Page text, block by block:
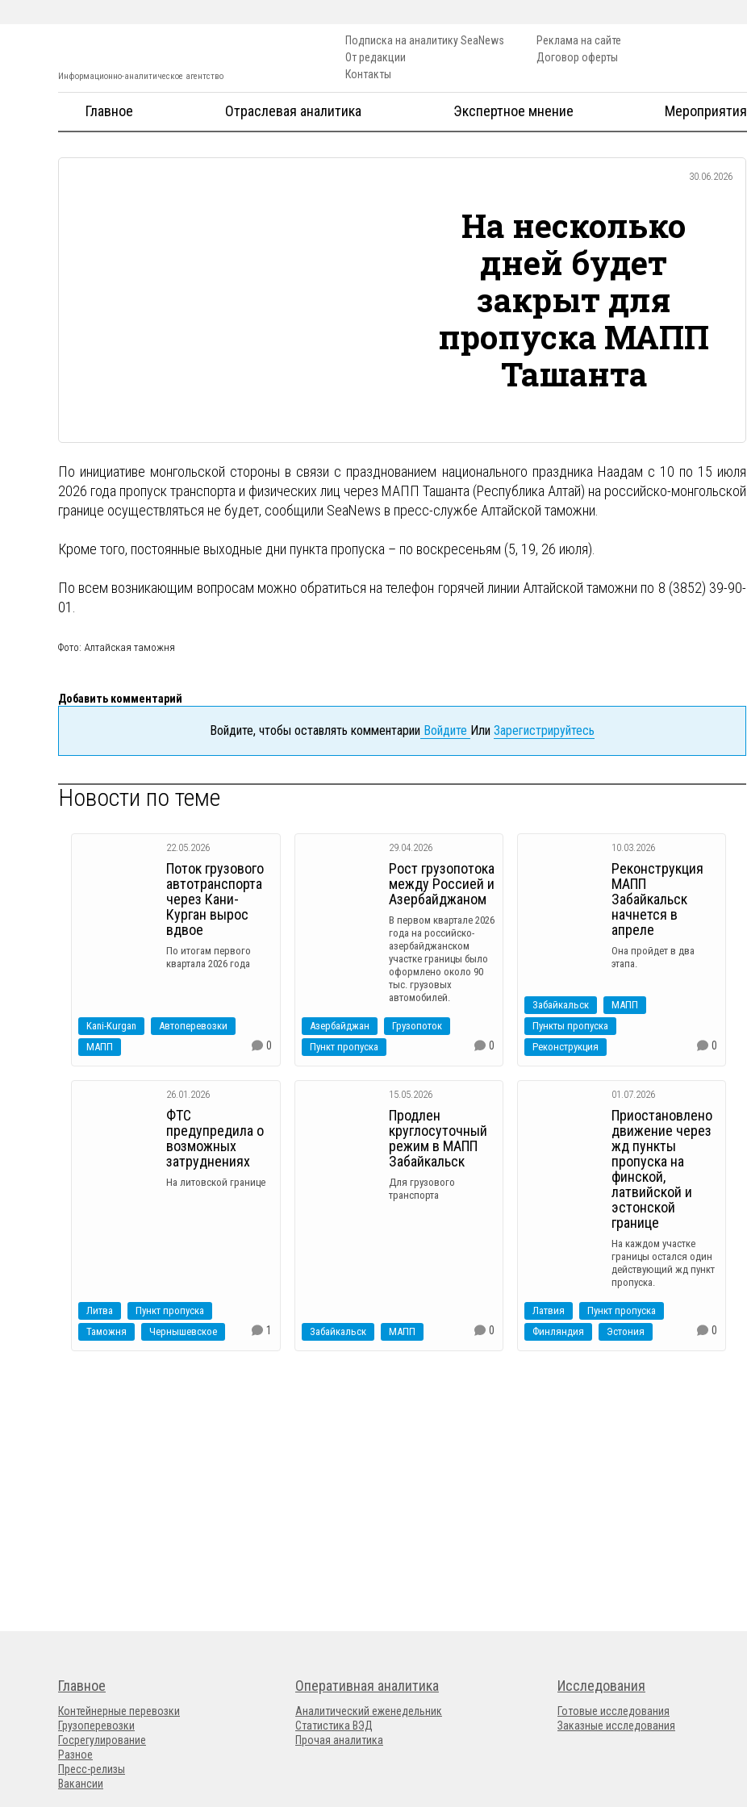
Информационно-аналитическое агентство
Подписка на аналитику SeaNews
От редакции
Контакты
Реклама на сайте
Договор оферты
Главное Отраслевая аналитика Экспертное мнение Мероприятия
30.06.2026
На несколько
дней будет
закрыт для
пропуска МАПП
Ташанта
По инициативе монгольской стороны в связи с празднованием национального праздника Наадам с 10 по 15 июля
2026 года пропуск транспорта и физических лиц через МАПП Ташанта (Республика Алтай) на российско-монгольской
границе осуществляться не будет, сообщили SeaNews в пресс-службе Алтайской таможни.
Кроме того, постоянные выходные дни пункта пропуска – по воскресеньям (5, 19, 26 июля).
По всем возникающим вопросам можно обратиться на телефон горячей линии Алтайской таможни по 8 (3852) 39-90-
01.
Фото: Алтайская таможня
Добавить комментарий
Войдите, чтобы оставлять комментарии Войдите Или Зарегистрируйтесь
Новости по теме
22.05.2026
Поток грузового
автотранспорта
через Кани-
Курган вырос
вдвое
По итогам первого
квартала 2026 года
Kani-Kurgan
Автоперевозки
МАПП
0
29.04.2026
Рост грузопотока
между Россией и
Азербайджаном
В первом квартале 2026
года на российско-
азербайджанском
участке границы было
оформлено около 90
тыс. грузовых
автомобилей.
Азербайджан
Грузопоток
Пункт пропуска
0
10.03.2026
Реконструкция
МАПП
Забайкальск
начнется в
апреле
Она пройдет в два
этапа.
Забайкальск
МАПП
Пункты пропуска
Реконструкция
0
26.01.2026
ФТС
предупредила о
возможных
затруднениях
На литовской границе
Литва
Пункт пропуска
Таможня
Чернышевское 1
15.05.2026
Продлен
круглосуточный
режим в МАПП
Забайкальск
Для грузового
транспорта
Забайкальск МАПП 0
01.07.2026
Приостановлено
движение через
жд пункты
пропуска на
финской,
латвийской и
эстонской
границе
На каждом участке
границы остался один
действующий жд пункт
пропуска.
Латвия
Пункт пропуска
Финляндия
Эстония 0
Главное
Контейнерные перевозки
Грузоперевозки
Госрегулирование
Разное
Пресс-релизы
Вакансии
Оперативная аналитика
Аналитический еженедельник
Статистика ВЭД
Прочая аналитика
Исследования
Готовые исследования
Заказные исследования